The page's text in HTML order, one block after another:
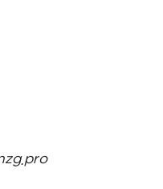
Créditos: wnzg܂pro